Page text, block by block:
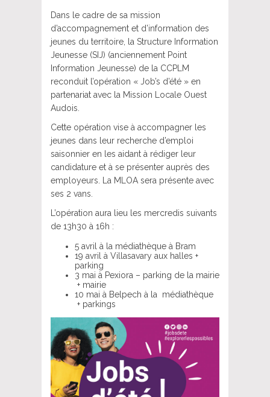
Dans le cadre de sa mission
d’accompagnement et d’information des
jeunes du territoire, la Structure Information
Jeunesse (SIJ) (anciennement Point
Information Jeunesse) de la CCPLM
reconduit l’opération « Job’s d’été » en
partenariat avec la Mission Locale Ouest
Audois.
Cette opération vise à accompagner les
jeunes dans leur recherche d’emploi
saisonnier en les aidant à rédiger leur
candidature et à se présenter auprès des
employeurs. La MLOA sera présente avec
ses 2 vans.
L’opération aura lieu les mercredis suivants
de 13h30 à 16h :
5 avril à la médiathèque à Bram
19 avril à Villasavary aux halles +
parking
3 mai à Pexiora – parking de la mairie
+ mairie
10 mai à Belpech à la médiathèque
+ parkings